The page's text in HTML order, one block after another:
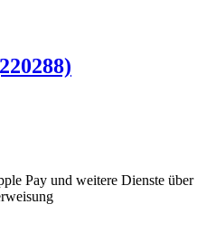
Pay und weitere Dienste über